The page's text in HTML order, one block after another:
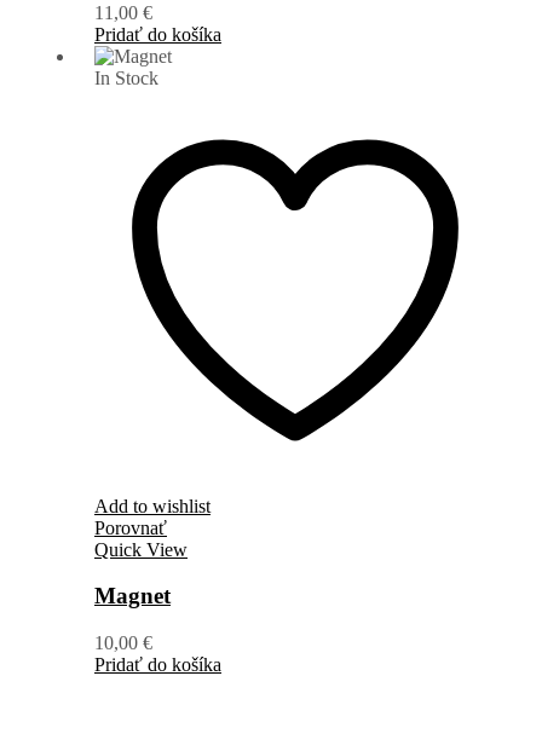
11,00 €
Pridať do košíka
In Stock
Add to wishlist
Porovnať
Quick View
Magnet
10,00 €
Pridať do košíka